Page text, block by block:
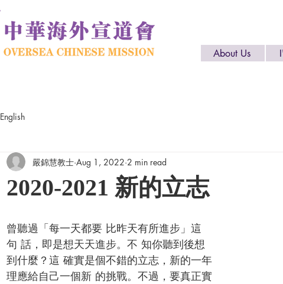
About Us
English
2020-2021 新的立志
嚴錦慧教士 Aug 1, 2022 2 min read
曾聽過「每一天都要 比昨天有所進步」這
句 話，即是想天天進步。不 知你聽到後想
到什麼？這 確實是個不錯的立志，新的一年
理應給自己一個新 的挑戰。不過，要真正實